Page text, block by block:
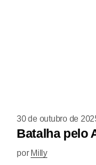
30 de outubro de
Batalha pelo
por Milly